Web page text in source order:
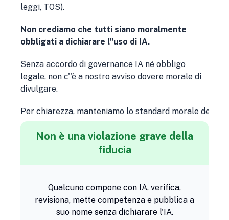
leggi, TOS).
Non crediamo che tutti siano moralmente
obbligati a dichiarare l''uso di IA.
Senza accordo di governance IA né obbligo
legale, non c''è a nostro avviso dovere morale di
divulgare.
Per chiarezza, manteniamo lo standard morale delle "
Non è una violazione grave della
fiducia
Qualcuno compone con IA, verifica,
revisiona, mette competenza e pubblica a
suo nome senza dichiarare l'IA.